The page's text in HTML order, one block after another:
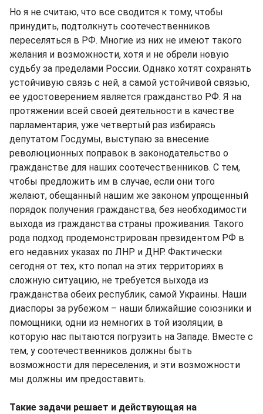
Но я не считаю, что все сводится к тому, чтобы
принудить, подтолкнуть соотечественников
переселяться в РФ. Многие из них не имеют такого
желания и возможности, хотя и не обрели новую
судьбу за пределами России. Однако хотят сохранять
устойчивую связь с ней, а самой устойчивой связью,
ее удостоверением является гражданство РФ. Я на
протяжении всей своей деятельности в качестве
парламентария, уже четвертый раз избираясь
депутатом Госдумы, выступаю за внесение
революционных поправок в законодательство о
гражданстве для наших соотечественников. С тем,
чтобы предложить им в случае, если они того
желают, обещанный нашим же законом упрощенный
порядок получения гражданства, без необходимости
выхода из гражданства страны проживания. Такого
рода подход продемонстрирован президентом РФ в
его недавних указах по ЛНР и ДНР. Фактически
сегодня от тех, кто попал на этих территориях в
сложную ситуацию, не требуется выхода из
гражданства обеих республик, самой Украины. Наши
диаспоры за рубежом – наши ближайшие союзники и
помощники, одни из немногих в той изоляции, в
которую нас пытаются погрузить на Западе. Вместе с
тем, у соотечественников должны быть
возможности для переселения, и эти возможности
мы должны им предоставить.
Такие задачи решает и действующая на